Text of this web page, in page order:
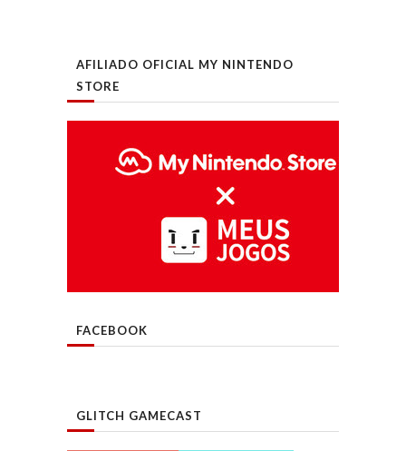
AFILIADO OFICIAL MY NINTENDO
STORE
FACEBOOK
GLITCH GAMECAST